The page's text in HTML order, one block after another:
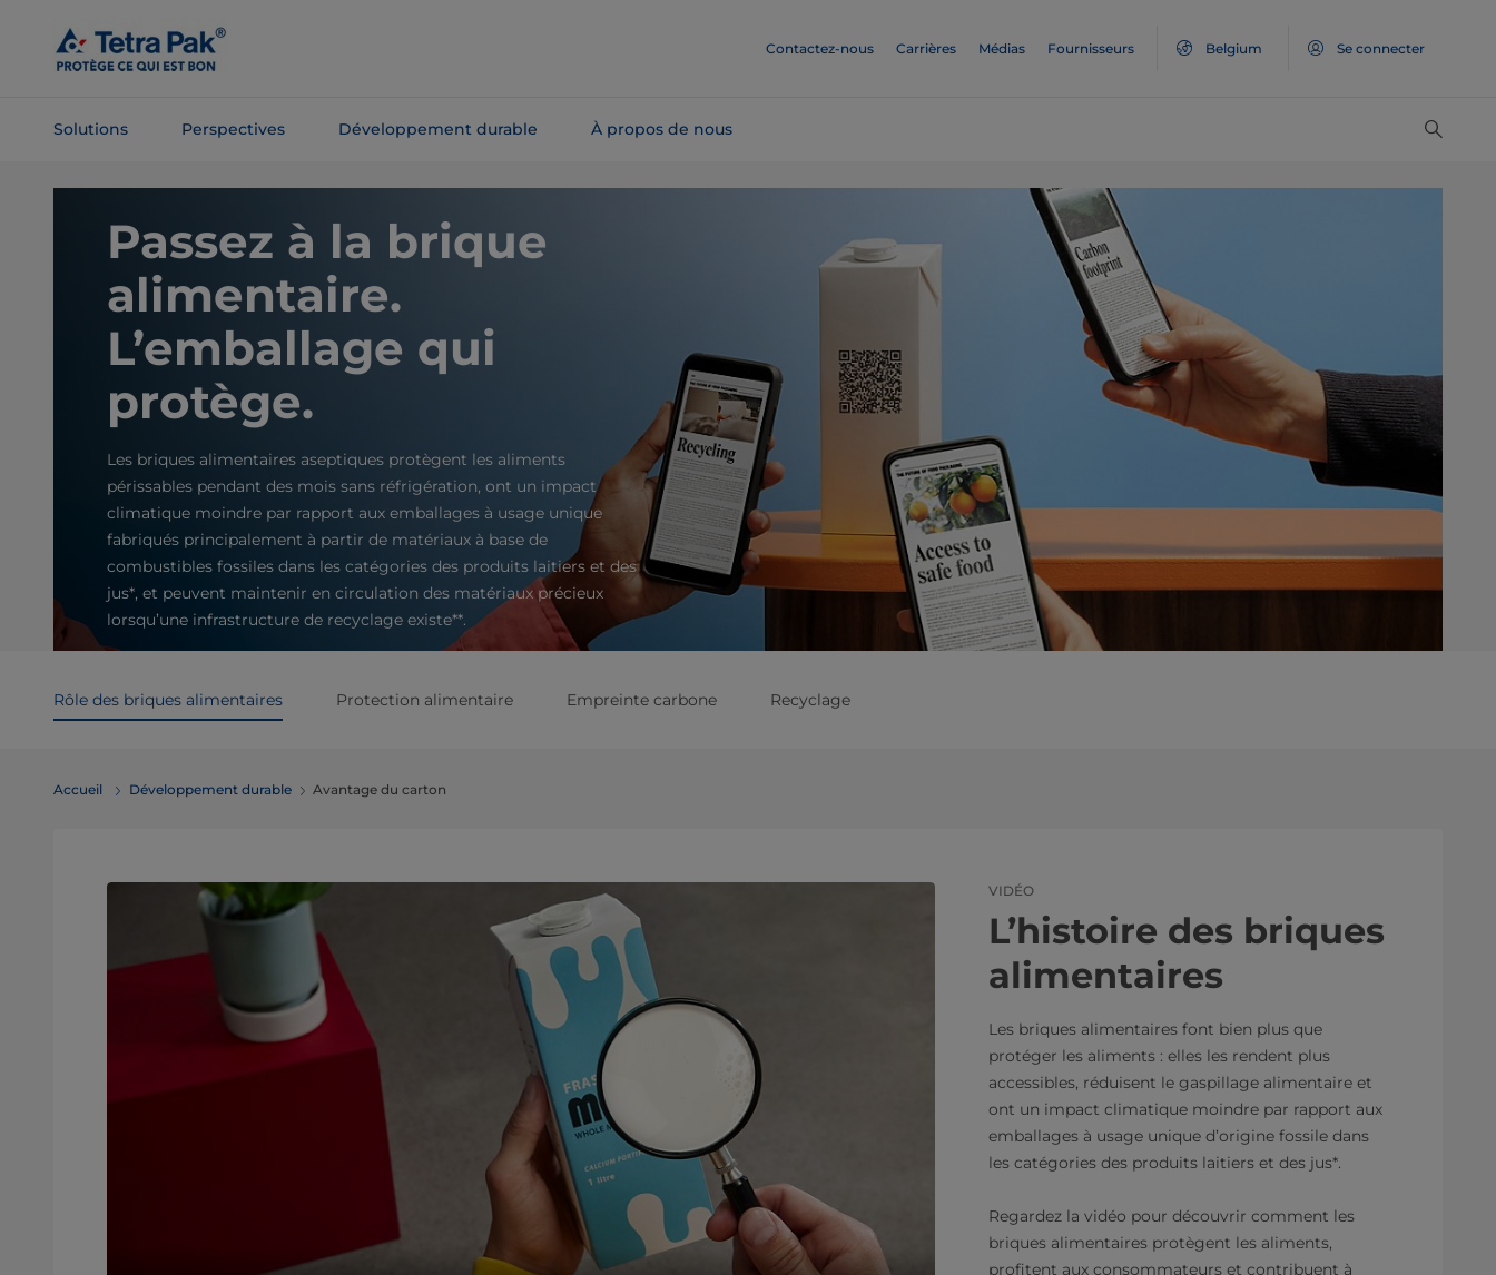
contenu
Contactez-nous Carrières Médias Fournisseurs Belgium Se connecter
Solutions Perspectives Développement durable À propos de nous
Passez à la brique
alimentaire.
L’emballage qui
protège.
Les briques alimentaires aseptiques protègent les aliments
périssables pendant des mois sans réfrigération, ont un impact
climatique moindre par rapport aux emballages à usage unique
fabriqués principalement à partir de matériaux à base de
combustibles fossiles dans les catégories des produits laitiers et des
jus*, et peuvent maintenir en circulation des matériaux précieux
lorsqu’une infrastructure de recyclage existe**.
Rôle des briques alimentaires Protection alimentaire Empreinte carbone Recyclage
Accueil Développement durable Avantage du carton
VIDÉO
L’histoire des briques
alimentaires
Les briques alimentaires font bien plus que
protéger les aliments : elles les rendent plus
accessibles, réduisent le gaspillage alimentaire et
ont un impact climatique moindre par rapport aux
emballages à usage unique d’origine fossile dans
les catégories des produits laitiers et des jus*.
Regardez la vidéo pour découvrir comment les
briques alimentaires protègent les aliments,
profitent aux consommateurs et contribuent à